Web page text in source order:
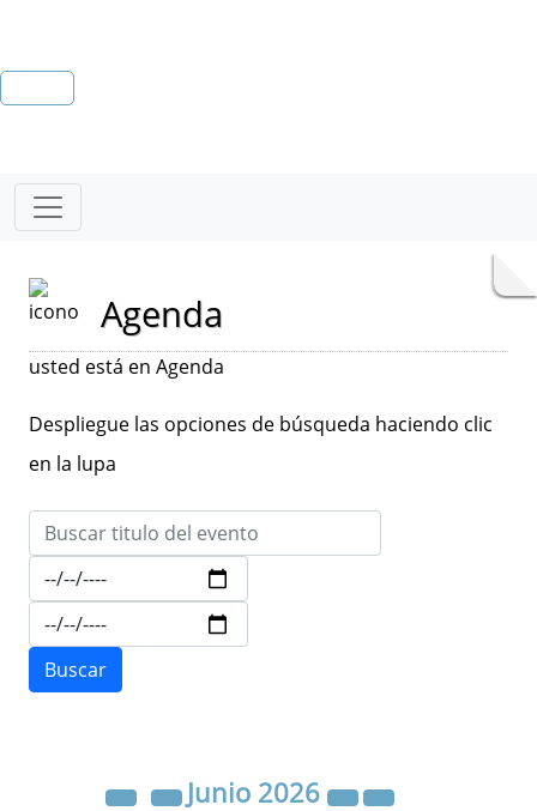
Agenda
usted está en Agenda
Despliegue las opciones de búsqueda haciendo clic
en la lupa
Junio 2026